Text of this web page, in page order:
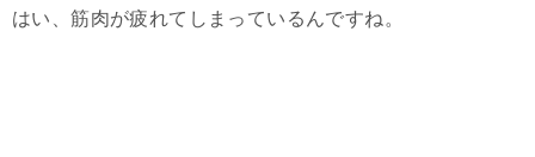
はい、筋肉が疲れてしまっているんですね。